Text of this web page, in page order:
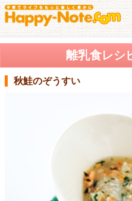
離乳食レシ
秋鮭のぞうすい